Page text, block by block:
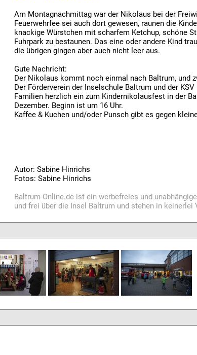
Am Montagnachmittag war der Nikolaus bei der
Feuerwehrfee sei auch dort gewesen, raunen die
knackige Würstchen mit scharfem Ketchup, schöne
Fuhrpark zu bestaunen. Das eine oder andere Kind
die übrigen gingen aber auch nicht leer aus.
Gute Nachricht:
Der Nikolaus kommt noch einmal nach Baltrum, und
Der Förderverein der Inselschule Baltrum und der
Familien herzlich ein zum Kindernikolausfest in der
Dezember. Beginn ist um 16 Uhr.
Kaffee & Kuchen und/oder Punsch gibt es gegen
Autor: Sabine Hinrichs
Fotos: Sabine Hinrichs
Baltrum-Online.de ist ein werbefreies und
und frei über die Insel Baltrum und stehen in keinerlei